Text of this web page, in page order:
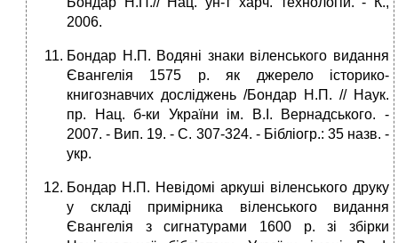
2006.
Бондар Н.П. Водяні знаки віленського видання
Євангелія 1575 р. як джерело історико-
книгознавчих досліджень /Бондар Н.П. // Наук.
пр. Нац. б-ки України ім. В.І. Вернадського. -
2007. - Вип. 19. - С. 307-324. - Бібліогр.: 35 назв. -
укp.
Бондар Н.П. Невідомі аркуші віленського друку
у складі примірника віленського видання
Євангелія з сигнатурами 1600 р. зі збірки